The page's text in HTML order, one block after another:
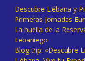
Descubre Liébana y
Primeras Jornadas
La huella de la
Lebaniego
Blog trip: «Descubre